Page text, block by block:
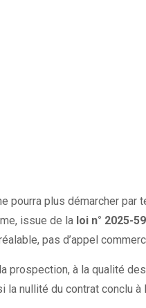
pourra plus démarcher par
issue de la loi n° 2025-
pas d’appel
à la qualité
nullité du contrat conclu